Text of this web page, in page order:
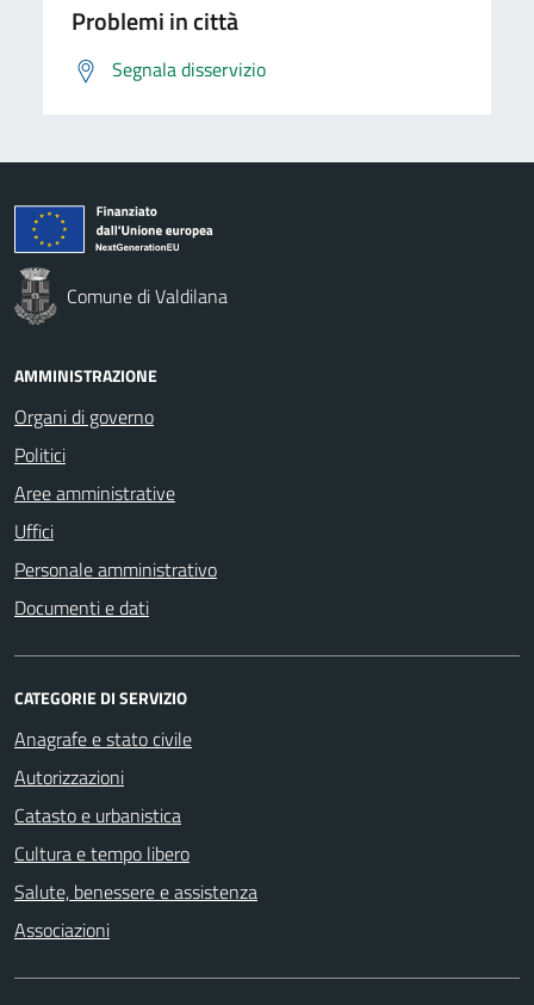
Problemi in città
Segnala disservizio
Comune di Valdilana
AMMINISTRAZIONE
Organi di governo
Politici
Aree amministrative
Uffici
Personale amministrativo
Documenti e dati
CATEGORIE DI SERVIZIO
Anagrafe e stato civile
Autorizzazioni
Catasto e urbanistica
Cultura e tempo libero
Salute, benessere e assistenza
Associazioni